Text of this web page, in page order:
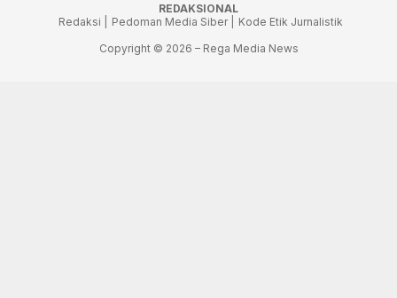
REDAKSIONAL
Redaksi |
Pedoman Media Siber |
Kode Etik Jurnalistik
Copyright © 2026 – Rega Media News